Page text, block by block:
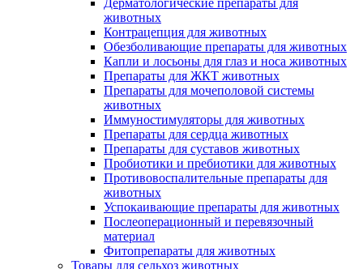
Дерматологические препараты для
животных
Контрацепция для животных
Обезболивающие препараты для животных
Капли и лосьоны для глаз и носа животных
Препараты для ЖКТ животных
Препараты для мочеполовой системы
животных
Иммуностимуляторы для животных
Препараты для сердца животных
Препараты для суставов животных
Пробиотики и пребиотики для животных
Противовоспалительные препараты для
животных
Успокаивающие препараты для животных
Послеоперационный и перевязочный
материал
Фитопрепараты для животных
Товары для сельхоз животных